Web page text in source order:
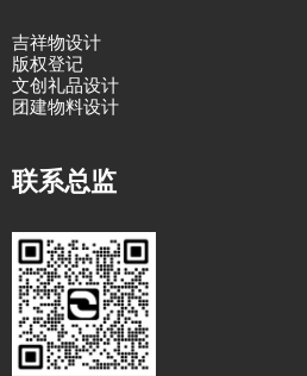
吉祥物设计
版权登记
文创礼品设计
团建物料设计
联系总监